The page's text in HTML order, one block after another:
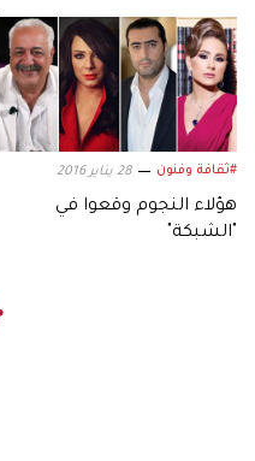
#ثقافة وفنون 28 يناير 2016
هؤلاء النجوم وقعوا في
"الشبكة"